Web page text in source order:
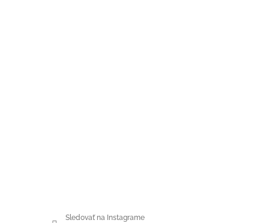
Sledovať na Instagrame